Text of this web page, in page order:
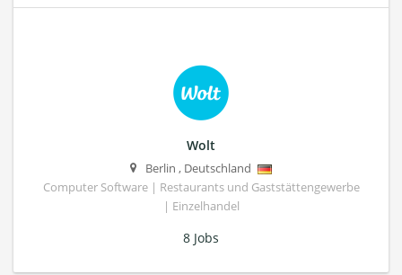
Wolt
Berlin , Deutschland
Computer Software | Restaurants und Gaststättengewerbe
| Einzelhandel
8 Jobs